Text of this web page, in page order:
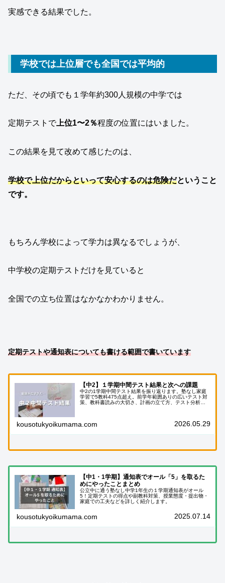
実感できる結果でした。
学校では上位層でも全国では平均的
ただ、その頃でも１学年約300人規模の中学では
定期テストで上位1〜2％程度の位置にはいました。
この結果を見て改めて感じたのは、
学校で上位だからといって安心するのは危険だということ
です。
もちろん学校によって学力は異なるでしょうが、
中学校の定期テストだけを見ていると
全国での立ち位置はなかなかわかりません。
定期テストや通知表についても書ける範囲で書いています
【中2】１学期中間テスト結果と次への課題
中2の1学期中間テスト結果を振り返ります。塾なし家庭
学習で5教科475点超え。前学年範囲ありの広いテスト対
策、教科書読みの大切さ、計画の立て方、テスト分析、
kousotukyoikumama.com 2026.05.29
【中1・1学期】通知表でオール「5」を取るた
めにやったことまとめ
公立中に通う塾なし中学1年生の１学期通知表がオール
5！定期テストの得点や副教科対策、授業態度・提出物・
家庭での工夫などを詳しく紹介します。
kousotukyoikumama.com 2025.07.14